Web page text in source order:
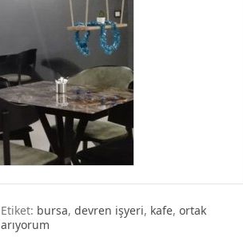
Etiket: bursa, devren işyeri, kafe, ortak
arıyorum